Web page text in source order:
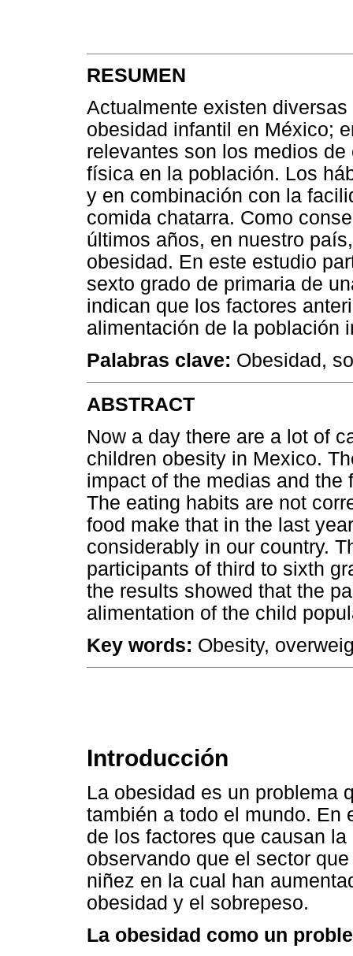
RESUMEN
Actualmente existen
obesidad infantil en México;
relevantes son los medios
física en la población. Los
y en combinación con la
comida chatarra. Como
últimos años, en nuestro
obesidad. En este estudio
sexto grado de primaria de
indican que los factores
alimentación de la población
Palabras clave: Obesidad,
ABSTRACT
Now a day there are a lot of
children obesity in Mexico.
impact of the medias and
The eating habits are not
food make that in the last
considerably in our country.
participants of third to sixth
the results showed that the
alimentation of the child
Key words: Obesity,
Introducción
La obesidad es un problema
también a todo el mundo. En
de los factores que causan
observando que el sector
niñez en la cual han
obesidad y el sobrepeso.
La obesidad como un